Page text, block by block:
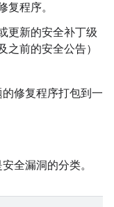
程序。
更新的安全补丁级
前的安全公告）
修复程序打包到一
全漏洞的分类。